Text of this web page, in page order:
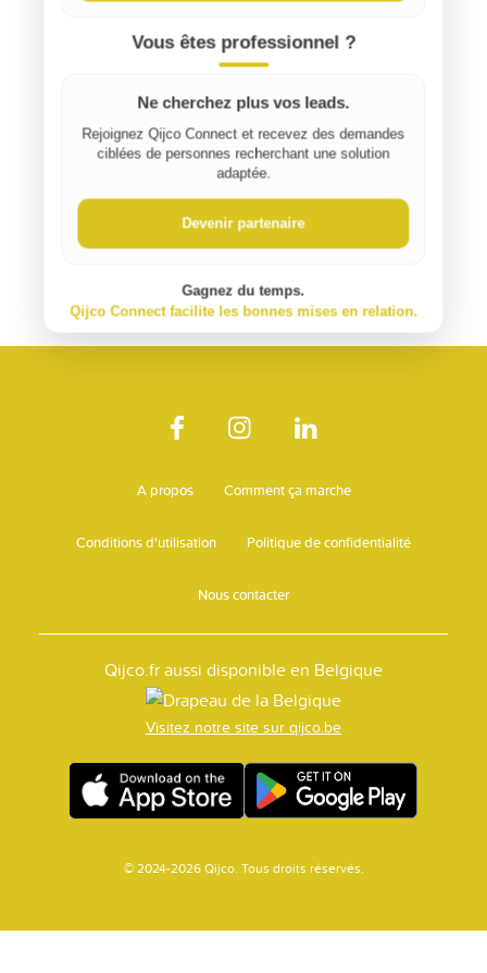
A propos Comment ça marche
Conditions d'utilisation Politique de confidentialité
Nous contacter
Qijco.fr aussi disponible en Belgique
Visitez notre site sur qijco.be
© 2024-2026 Qijco. Tous droits réservés.
Vous êtes professionnel ?
Ne cherchez plus vos leads.
Rejoignez Qijco Connect et recevez des demandes
ciblées de personnes recherchant une solution
adaptée.
Devenir partenaire
Gagnez du temps.
Qijco Connect facilite les bonnes mises en relation.